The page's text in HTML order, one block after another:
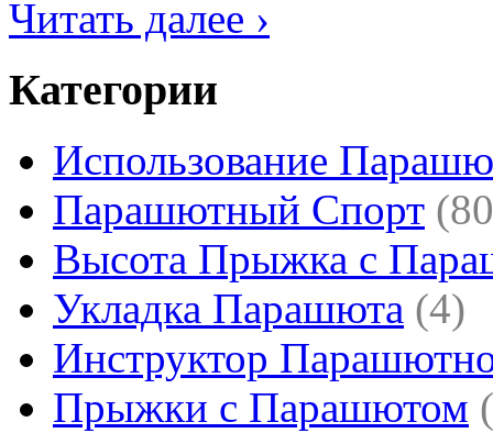
Читать далее ›
Категории
Использование
Парашютный Спорт
Высота Прыжка с
Укладка Парашюта (4)
Инструктор
Прыжки с Парашютом